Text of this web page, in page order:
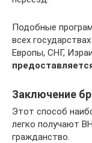
Подобные
всех
Европы, СНГ,
Заключение
Этот способ
легко получают
гражданство.